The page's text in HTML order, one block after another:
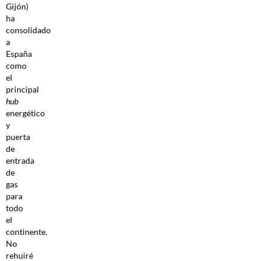
Gijón)
ha
consolidado
a
España
como
el
principal
hub
energético
y
puerta
de
entrada
de
gas
para
todo
el
continente.
No
rehuiré